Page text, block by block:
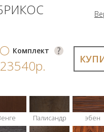
Комплект
23540р.
Палисандр эбен